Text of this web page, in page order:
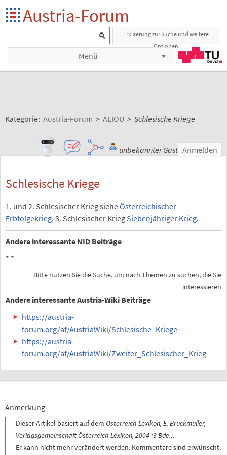
Austria-Forum
Erklaerung zur Suche und weitere
Optionen
Menü
Kategorie: Austria-Forum > AEIOU > Schlesische Kriege
unbekannter Gast Anmelden
Schlesische Kriege
1. und 2. Schlesischer Krieg sieheÖsterreichischer
Erbfolgekrieg, 3. Schlesischer Krieg Siebenjähriger Krieg.
Andere interessante NID Beiträge
* *
Bitte nutzen Sie die Suche, um nach Themen zu suchen, die Sie
interessieren
Andere interessante Austria-Wiki Beiträge
https://austria-
forum.org/af/AustriaWiki/Schlesische_Kriege
https://austria-
forum.org/af/AustriaWiki/Zweiter_Schlesischer_Krieg
Anmerkung
Dieser Artikel basiert auf dem Österreich-Lexikon, E. Bruckmüller,
Verlagsgemeinschaft Österreich-Lexikon, 2004 (3 Bde.).
Er kann nicht mehr verändert werden. Kommentare sind erwünscht.